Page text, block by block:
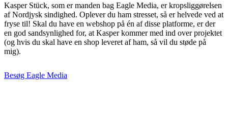
Kasper Stück, som er manden bag Eagle Media, er kropsliggørelsen
af Nordjysk sindighed. Oplever du ham stresset, så er helvede ved at
fryse til! Skal du have en webshop på én af disse platforme, er der
en god sandsynlighed for, at Kasper kommer med ind over projektet
(og hvis du skal have en shop leveret af ham, så vil du støde på
mig).
Besøg Eagle Media